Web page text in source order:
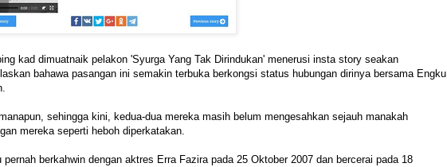
kad dimuatnaik pelakon 'Syurga Yang Tak Dirindukan' menerusi insta story seakan
bahawa pasangan ini semakin terbuka berkongsi status hubungan dirinya bersama Engku
sehingga kini, kedua-dua mereka masih belum mengesahkan sejauh manakah
mereka seperti heboh diperkatakan.
pernah berkahwin dengan aktres Erra Fazira pada 25 Oktober 2007 dan bercerai pada 18